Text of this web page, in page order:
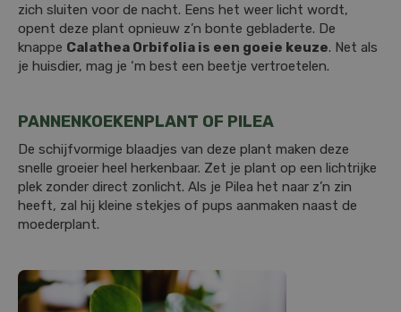
zich sluiten voor de nacht. Eens het weer licht wordt,
opent deze plant opnieuw z’n bonte gebladerte. De
knappe Calathea Orbifolia is een goeie keuze. Net als
je huisdier, mag je ‘m best een beetje vertroetelen.
PANNENKOEKENPLANT OF PILEA
De schijfvormige blaadjes van deze plant maken deze
snelle groeier heel herkenbaar. Zet je plant op een lichtrijke
plek zonder direct zonlicht. Als je Pilea het naar z’n zin
heeft, zal hij kleine stekjes of pups aanmaken naast de
moederplant.